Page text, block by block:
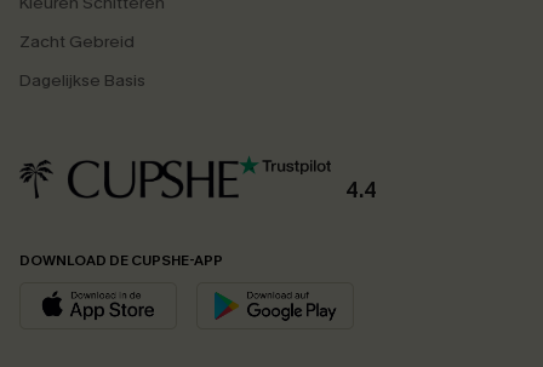
Zacht Gebreid
Dagelijkse Basis
4.4
DOWNLOAD DE CUPSHE-APP